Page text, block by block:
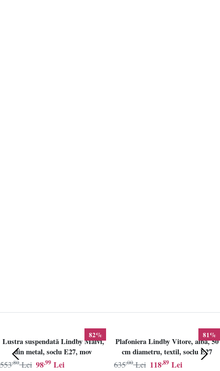
82%
Lustra suspendată Lindby Maivi,
din metal, soclu E27, mov
98,99 Lei
553,80 Lei
81%
Plafoniera Lindby Vitore, alba, 50
cm diametru, textil, soclu E27
118,89 Lei
635,00 Lei